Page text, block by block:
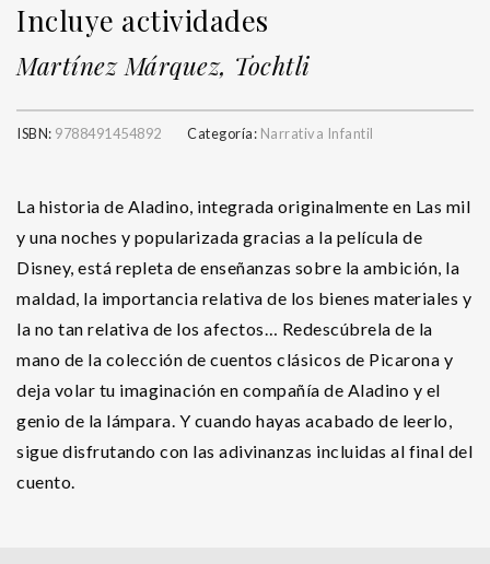
Incluye actividades
Martínez Márquez, Tochtli
ISBN: 9788491454892 Categoría: Narrativa Infantil
La historia de Aladino, integrada originalmente en Las mil
y una noches y popularizada gracias a la película de
Disney, está repleta de enseñanzas sobre la ambición, la
maldad, la importancia relativa de los bienes materiales y
la no tan relativa de los afectos… Redescúbrela de la
mano de la colección de cuentos clásicos de Picarona y
deja volar tu imaginación en compañía de Aladino y el
genio de la lámpara. Y cuando hayas acabado de leerlo,
sigue disfrutando con las adivinanzas incluidas al final del
cuento.